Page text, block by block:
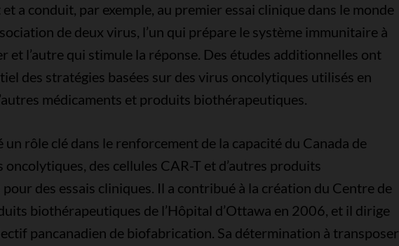
a conduit, par exemple, au premier essai clinique dans le monde
de deux virus, l’un qui prépare le système immunitaire à
et l’autre qui stimule la réponse. Des études additionnelles ont
des stratégies basées sur des virus oncolytiques utilisés en
médicaments et produits biothérapeutiques.
un rôle clé dans le renforcement de la capacité du Canada de
des cellules CAR-T et d’autres produits
des essais cliniques. Il a contribué à la création du Centre de
biothérapeutiques de l’Hôpital d’Ottawa en 2006, et il dirige
pancanadien de biofabrication. Sa détermination à transposer